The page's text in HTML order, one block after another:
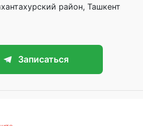
район, Ташкент
Записаться